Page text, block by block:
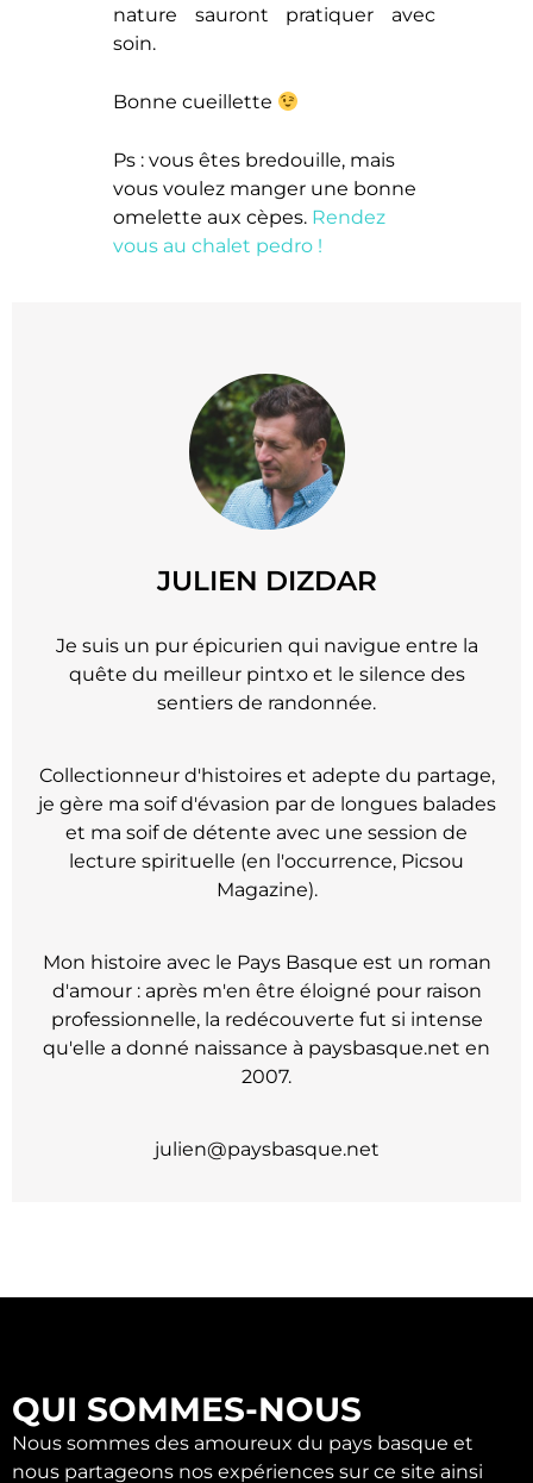
JULIEN DIZDAR
Je suis un pur épicurien qui navigue entre la
quête du meilleur pintxo et le silence des
sentiers de randonnée.
Collectionneur d'histoires et adepte du partage,
je gère ma soif d'évasion par de longues balades
et ma soif de détente avec une session de
lecture spirituelle (en l'occurrence, Picsou
Magazine).
Mon histoire avec le Pays Basque est un roman
d'amour : après m'en être éloigné pour raison
professionnelle, la redécouverte fut si intense
qu'elle a donné naissance à paysbasque.net en
2007.
julien@paysbasque.net
nature sauront pratiquer avec
soin.
Bonne cueillette
Ps : vous êtes bredouille, mais
vous voulez manger une bonne
omelette aux cèpes. Rendez
vous au chalet pedro !
QUI SOMMES-NOUS
Nous sommes des amoureux du pays basque et
nous partageons nos expériences sur ce site ainsi